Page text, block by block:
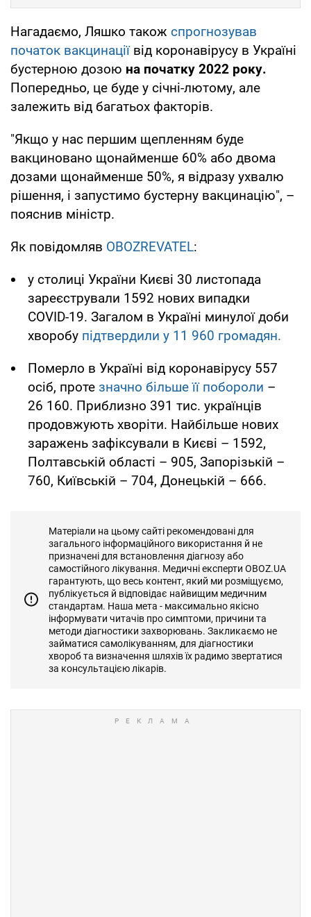
Нагадаємо, Ляшко також спрогнозував
початок вакцинації від коронавірусу в Україні
бустерною дозою на початку 2022 року.
Попередньо, це буде у січні-лютому, але
залежить від багатьох факторів.
"Якщо у нас першим щепленням буде
вакциновано щонайменше 60% або двома
дозами щонайменше 50%, я відразу ухвалю
рішення, і запустимо бустерну вакцинацію", –
пояснив міністр.
Як повідомляв OBOZREVATEL:
у столиці України Києві 30 листопада
зареєстрували 1592 нових випадки
COVID-19. Загалом в Україні минулої доби
хворобу підтвердили у 11 960 громадян.
Померло в Україні від коронавірусу 557
осіб, проте значно більше її побороли –
26 160. Приблизно 391 тис. українців
продовжують хворіти. Найбільше нових
заражень зафіксували в Києві – 1592,
Полтавській області – 905, Запорізькій –
760, Київській – 704, Донецькій – 666.
Матеріали на цьому сайті рекомендовані для
загального інформаційного використання й не
призначені для встановлення діагнозу або
самостійного лікування. Медичні експерти OBOZ.UA
гарантують, що весь контент, який ми розміщуємо,
публікується й відповідає найвищим медичним
стандартам. Наша мета - максимально якісно
інформувати читачів про симптоми, причини та
методи діагностики захворювань. Закликаємо не
займатися самолікуванням, для діагностики
хвороб та визначення шляхів їх радимо звертатися
за консультацією лікарів.